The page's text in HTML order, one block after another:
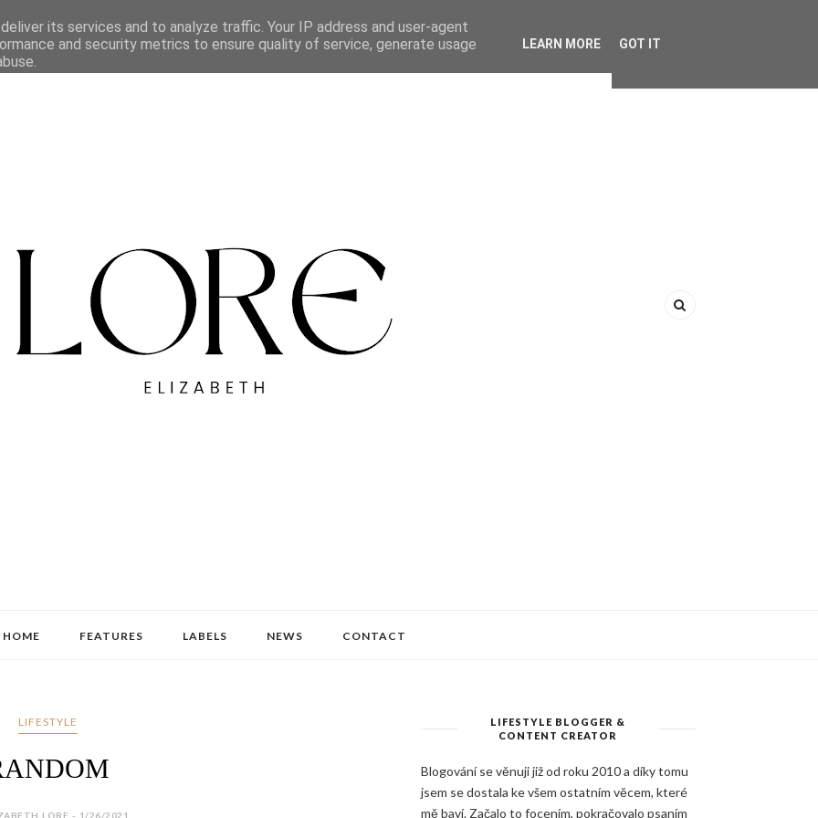
HOME FEATURES LABELS NEWS CONTACT
LIFESTYLE
LORE - 1/26/2021
LIFESTYLE BLOGGER &
CONTENT CREATOR
Blogování se věnuji již od roku 2010 a díky tomu
jsem se dostala ke všem ostatním věcem, které
mě baví. Začalo to focením, pokračovalo psaním
its services and to analyze traffic. Your IP address and user-agent
and security metrics to ensure quality of service, generate usage
LEARN MORE GOT IT